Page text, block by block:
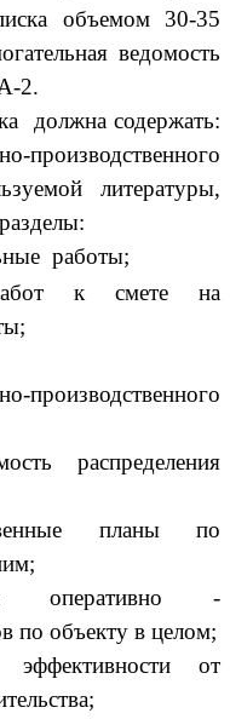
объемом 30-35
ведомость
2.
должна содержать:
литературы,
работы;
к смете на
распределения
планы по
оперативно -
по объекту в целом;
эффективности от